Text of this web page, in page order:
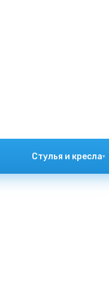
Стулья и кресла▾